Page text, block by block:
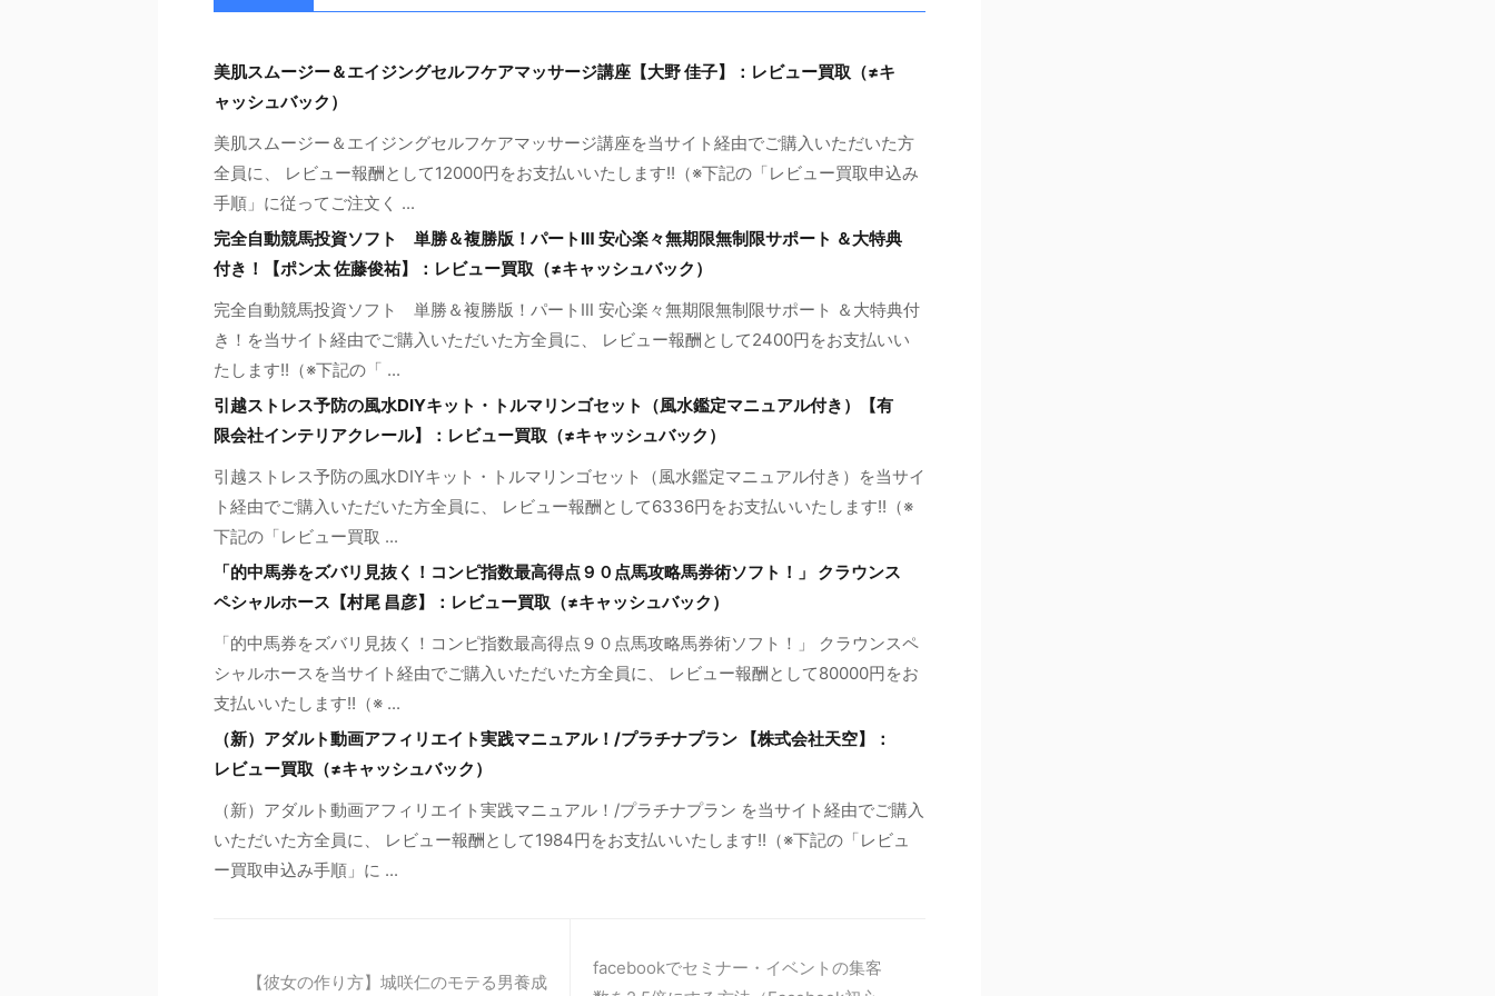
美肌スムージー＆エイジングセルフケアマッサージ講座【大野 佳子】：レビュー買取（≠キ
ャッシュバック）
美肌スムージー＆エイジングセルフケアマッサージ講座を当サイト経由でご購入いただいた方
全員に、 レビュー報酬として12000円をお支払いいたします!!（※下記の「レビュー買取申込み
手順」に従ってご注文く ...
完全自動競馬投資ソフト 単勝＆複勝版！パートⅢ 安心楽々無期限無制限サポート ＆大特典
付き！【ポン太 佐藤俊祐】：レビュー買取（≠キャッシュバック）
完全自動競馬投資ソフト 単勝＆複勝版！パートⅢ 安心楽々無期限無制限サポート ＆大特典付
き！を当サイト経由でご購入いただいた方全員に、 レビュー報酬として2400円をお支払いい
たします!!（※下記の「 ...
引越ストレス予防の風水DIYキット・トルマリンゴセット（風水鑑定マニュアル付き）【有
限会社インテリアクレール】：レビュー買取（≠キャッシュバック）
引越ストレス予防の風水DIYキット・トルマリンゴセット（風水鑑定マニュアル付き）を当サイ
ト経由でご購入いただいた方全員に、 レビュー報酬として6336円をお支払いいたします!!（※
下記の「レビュー買取 ...
「的中馬券をズバリ見抜く！コンピ指数最高得点９０点馬攻略馬券術ソフト！」 クラウンス
ペシャルホース【村尾 昌彦】：レビュー買取（≠キャッシュバック）
「的中馬券をズバリ見抜く！コンピ指数最高得点９０点馬攻略馬券術ソフト！」 クラウンスペ
シャルホースを当サイト経由でご購入いただいた方全員に、 レビュー報酬として80000円をお
支払いいたします!!（※ ...
（新）アダルト動画アフィリエイト実践マニュアル！/プラチナプラン 【株式会社天空】：
レビュー買取（≠キャッシュバック）
（新）アダルト動画アフィリエイト実践マニュアル！/プラチナプラン を当サイト経由でご購入
いただいた方全員に、 レビュー報酬として1984円をお支払いいたします!!（※下記の「レビュ
ー買取申込み手順」に ...
【彼女の作り方】城咲仁のモテる男養成
facebookでセミナー・イベントの集客